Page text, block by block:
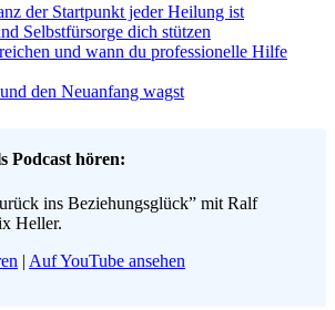
der Startpunkt jeder Heilung ist
Selbstfürsorge dich stützen
und wann du professionelle Hilfe
den Neuanfang wagst
Podcast hören:
ins Beziehungsglück” mit Ralf
Heller.
| Auf YouTube ansehen